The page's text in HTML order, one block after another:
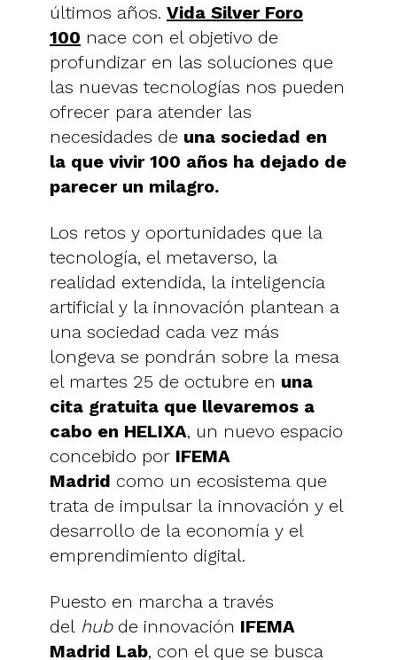
últimos años. Vida Silver Foro
100 nace con el objetivo de
profundizar en las soluciones que
las nuevas tecnologías nos pueden
ofrecer para atender las
necesidades de una sociedad en
la que vivir 100 años ha dejado de
parecer un milagro.
Los retos y oportunidades que la
tecnología, el metaverso, la
realidad extendida, la inteligencia
artificial y la innovación plantean a
una sociedad cada vez más
longeva se pondrán sobre la mesa
el martes 25 de octubre en una
cita gratuita que llevaremos a
cabo en HELIXA, un nuevo espacio
concebido por IFEMA
Madrid como un ecosistema que
trata de impulsar la innovación y el
desarrollo de la economía y el
emprendimiento digital.
Puesto en marcha a través
del hub de innovación IFEMA
Madrid Lab, con el que se busca